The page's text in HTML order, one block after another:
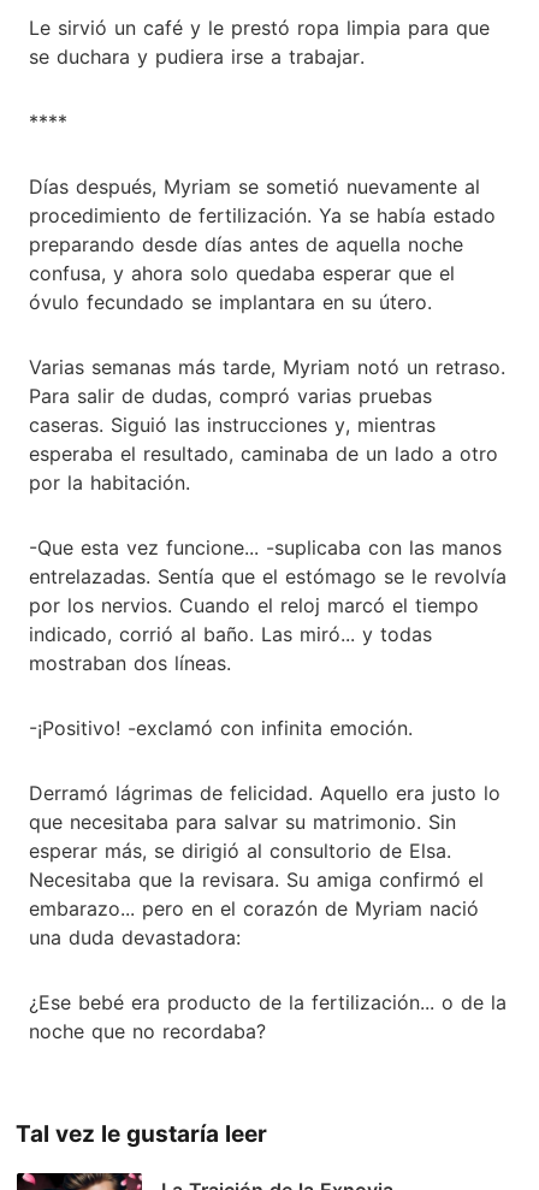
Le sirvió un café y le prestó ropa limpia para que
se duchara y pudiera irse a trabajar.
****
Días después, Myriam se sometió nuevamente al
procedimiento de fertilización. Ya se había estado
preparando desde días antes de aquella noche
confusa, y ahora solo quedaba esperar que el
óvulo fecundado se implantara en su útero.
Varias semanas más tarde, Myriam notó un retraso.
Para salir de dudas, compró varias pruebas
caseras. Siguió las instrucciones y, mientras
esperaba el resultado, caminaba de un lado a otro
por la habitación.
-Que esta vez funcione... -suplicaba con las manos
entrelazadas. Sentía que el estómago se le revolvía
por los nervios. Cuando el reloj marcó el tiempo
indicado, corrió al baño. Las miró... y todas
mostraban dos líneas.
-¡Positivo! -exclamó con infinita emoción.
Derramó lágrimas de felicidad. Aquello era justo lo
que necesitaba para salvar su matrimonio. Sin
esperar más, se dirigió al consultorio de Elsa.
Necesitaba que la revisara. Su amiga confirmó el
embarazo... pero en el corazón de Myriam nació
una duda devastadora:
¿Ese bebé era producto de la fertilización... o de la
noche que no recordaba?
Tal vez le gustaría leer